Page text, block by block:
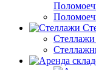
Стеллажи